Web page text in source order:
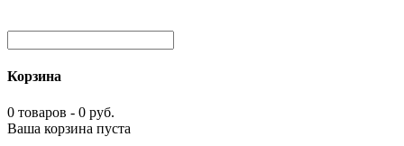
Корзина
0 товаров - 0 руб.
Ваша корзина пуста